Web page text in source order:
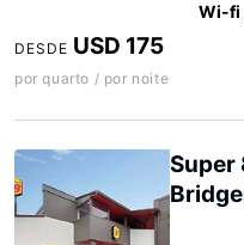
Wi-fi
DESDE USD 175
por quarto / por noite
Super